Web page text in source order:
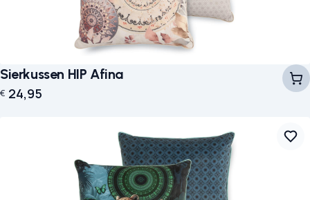
Sierkussen HIP Afina
€ 24,95